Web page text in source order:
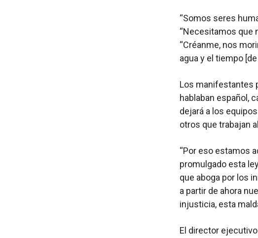
“Somos seres
“Necesitamos que
“Créanme, nos
agua y el tiempo
Los manifestantes
hablaban español,
dejará a los
otros que trabajan
“Por eso estamos
promulgado esta
que aboga por los
a partir de ahora
injusticia, esta
El director